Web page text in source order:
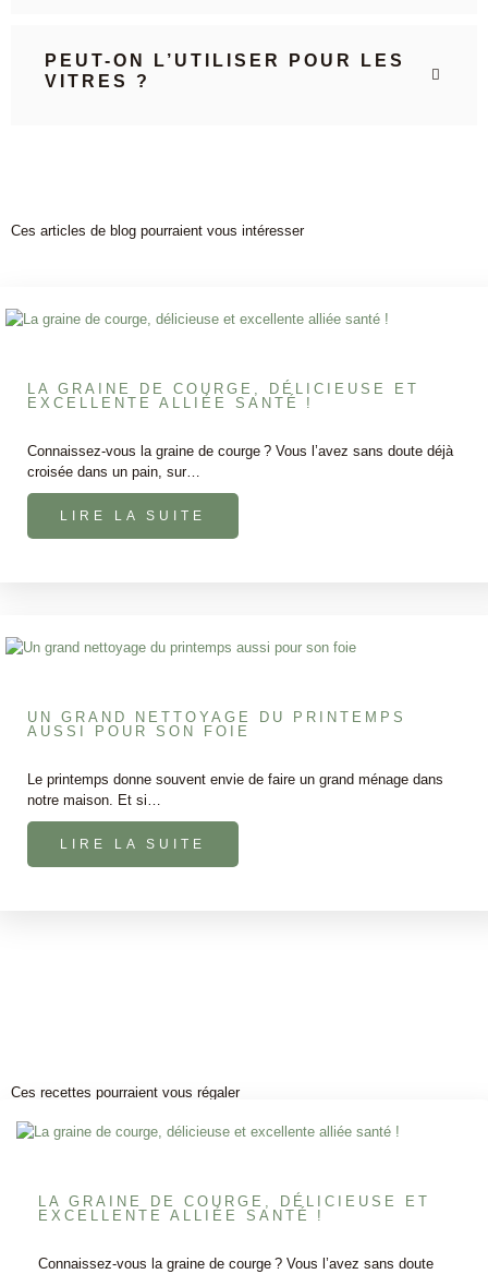
PEUT-ON L’UTILISER POUR LES
VITRES ?
Ces articles de blog pourraient vous intéresser
LA GRAINE DE COURGE, DÉLICIEUSE ET
EXCELLENTE ALLIÉE SANTÉ !
Connaissez-vous la graine de courge ? Vous l’avez sans doute déjà
croisée dans un pain, sur…
LIRE LA SUITE
UN GRAND NETTOYAGE DU PRINTEMPS
AUSSI POUR SON FOIE
Le printemps donne souvent envie de faire un grand ménage dans
notre maison. Et si…
LIRE LA SUITE
Ces recettes pourraient vous régaler
LA GRAINE DE COURGE, DÉLICIEUSE ET
EXCELLENTE ALLIÉE SANTÉ !
Connaissez-vous la graine de courge ? Vous l’avez sans doute